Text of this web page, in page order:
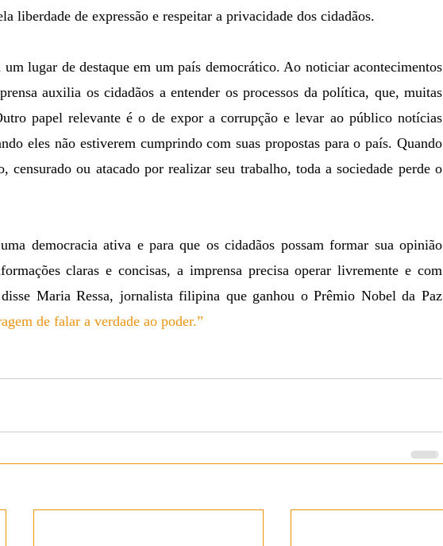
liberdade de expressão e respeitar a privacidade dos cidadãos.
auxilia os cidadãos a entender os processos da política, que, muitas
papel relevante é o de expor a corrupção e levar ao público notícias
eles não estiverem cumprindo com suas propostas para o país. Quando
censurado ou atacado por realizar seu trabalho, toda a sociedade perde o
claras e concisas, a imprensa precisa operar livremente e com
Maria Ressa, jornalista filipina que ganhou o Prêmio Nobel da Paz
de falar a verdade ao poder.”